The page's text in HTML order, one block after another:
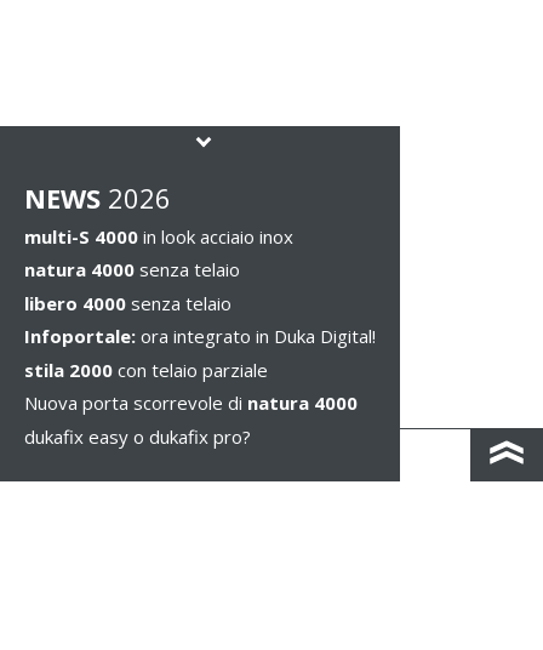
NEWS 2026
multi-S 4000 in look acciaio inox
natura 4000 senza telaio
libero 4000 senza telaio
Infoportale: ora integrato in Duka Digital!
stila 2000 con telaio parziale
Nuova porta scorrevole di natura 4000
dukafix easy o dukafix pro?